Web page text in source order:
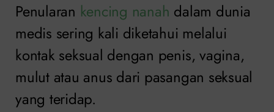
Penularan kencing nanah dalam dunia
medis sering kali diketahui melalui
kontak seksual dengan penis, vagina,
mulut atau anus dari pasangan seksual
yang teridap.